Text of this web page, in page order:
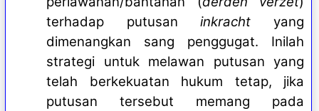
terhadap putusaninkracht yang
dimenangkan sang penggugat. Inilah
strategi untuk melawan putusan yang
telah berkekuatan hukum tetap, jika
putusan tersebut memang pada